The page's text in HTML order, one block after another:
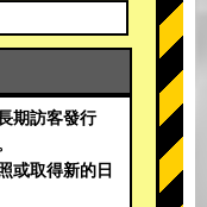
期訪客發行
或取得新的日